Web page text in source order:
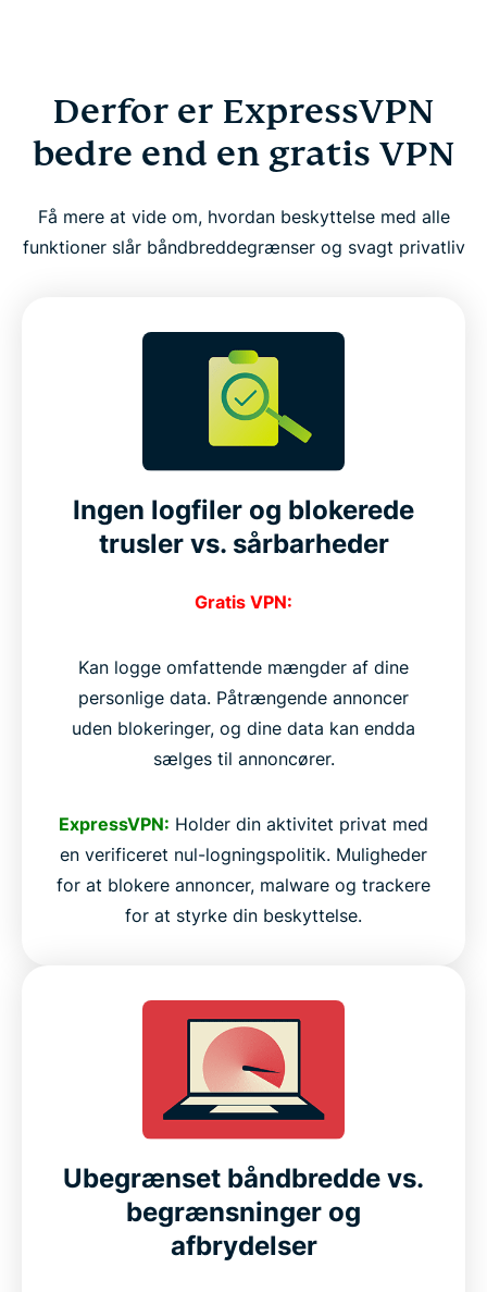
Derfor er ExpressVPN
bedre end en gratis VPN
Få mere at vide om, hvordan beskyttelse med alle
funktioner slår båndbreddegrænser og svagt privatliv
Ingen logfiler og blokerede
trusler vs. sårbarheder
Gratis VPN:
Kan logge omfattende mængder af dine
personlige data. Påtrængende annoncer
uden blokeringer, og dine data kan endda
sælges til annoncører.
ExpressVPN: Holder din aktivitet privat med
en verificeret nul-logningspolitik. Muligheder
for at blokere annoncer, malware og trackere
for at styrke din beskyttelse.
Ubegrænset båndbredde vs.
begrænsninger og
afbrydelser